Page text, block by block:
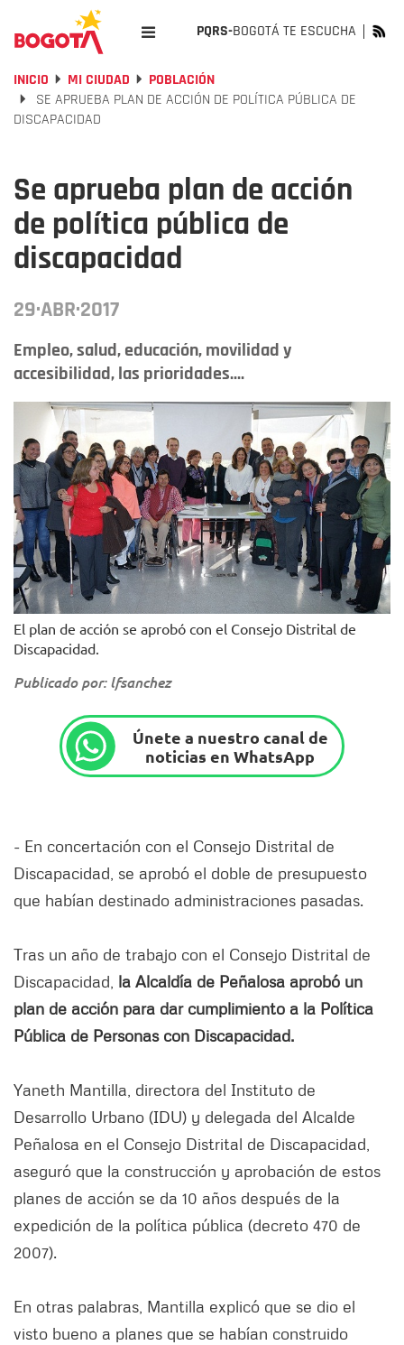
PQRS-BOGOTÁ TE ESCUCHA
INICIO MI CIUDAD
POBLACIÓN
SE APRUEBA PLAN DE ACCIÓN DE POLÍTICA PÚBLICA DE
DISCAPACIDAD
Se aprueba plan de acción
de política pública de
discapacidad
29·ABR·2017
Empleo, salud, educación, movilidad y
accesibilidad, las prioridades....
El plan de acción se aprobó con el Consejo Distrital de
Discapacidad.
Publicado por: lfsanchez
Únete a nuestro canal de
noticias en WhatsApp
- En concertación con el Consejo Distrital de
Discapacidad, se aprobó el doble de presupuesto
que habían destinado administraciones pasadas.
Tras un año de trabajo con el Consejo Distrital de
Discapacidad, la Alcaldía de Peñalosa aprobó un
plan de acción para dar cumplimiento a la Política
Pública de Personas con Discapacidad.
Yaneth Mantilla, directora del Instituto de
Desarrollo Urbano (IDU) y delegada del Alcalde
Peñalosa en el Consejo Distrital de Discapacidad,
aseguró que la construcción y aprobación de estos
planes de acción se da 10 años después de la
expedición de la política pública (decreto 470 de
2007).
En otras palabras, Mantilla explicó que se dio el
visto bueno a planes que se habían construido